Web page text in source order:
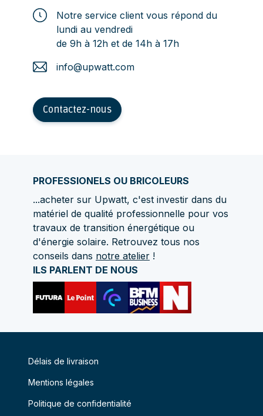
Notre service client vous répond du
lundi au vendredi
de 9h à 12h et de 14h à 17h
info@upwatt.com
Contactez-nous
PROFESSIONELS OU BRICOLEURS
...acheter sur Upwatt, c'est investir dans du
matériel de qualité professionnelle pour vos
travaux de transition énergétique ou
d'énergie solaire. Retrouvez tous nos
conseils dans notre atelier !
ILS PARLENT DE NOUS
Délais de livraison
Mentions légales
Politique de confidentialité